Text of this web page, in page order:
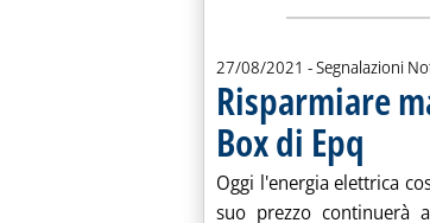
27/08/2021 - Segnalazioni
Risparmiare
Box di Epq .
Oggi l'energia elettrica
suo prezzo continuerà